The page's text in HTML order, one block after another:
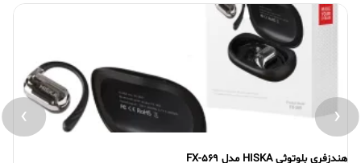
هندزفری بلوتوثی HISKA مدل FX-569
‹
›